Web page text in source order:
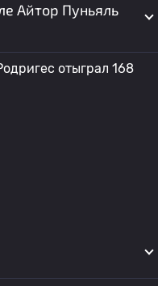
Айтор Пуньяль
отыграл 168